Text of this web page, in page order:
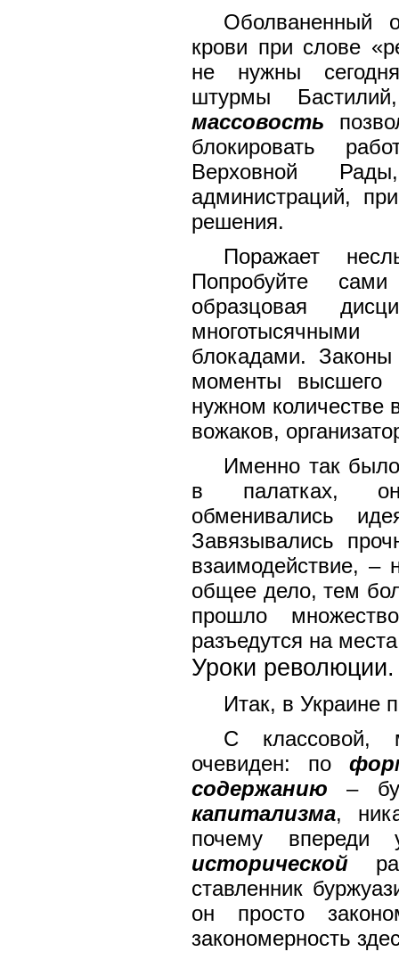
Оболваненный
крови при слове
не нужны
штурмы
массовость
блокировать
Верховной
администраций,
решения.
Поражает
Попробуйте
образцовая
блокадами.
моменты
нужном количестве
вожаков,
Именно так
в палатках,
обменивались
Завязывались
взаимодействие, –
общее дело, тем
прошло
разъедутся на
Уроки революции.
Итак, в Украине
С классовой,
очевиден: по
содержанию –
капитализма,
почему
исторической
ставленник
он просто
закономерность